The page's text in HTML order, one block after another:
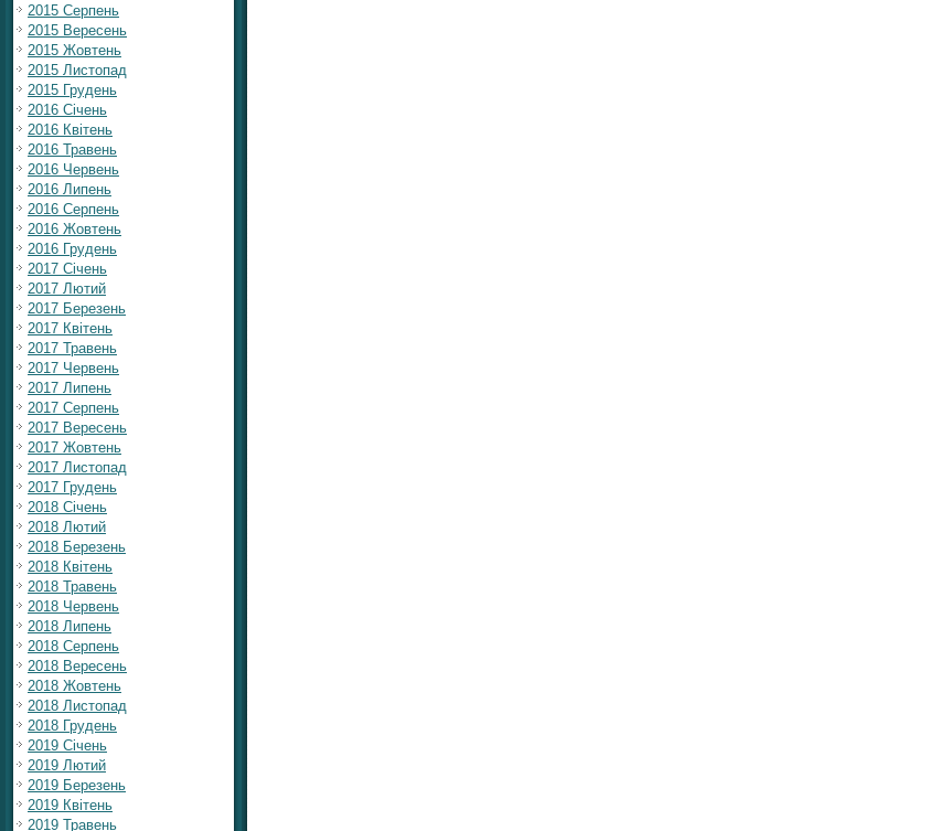
2015 Серпень
2015 Вересень
2015 Жовтень
2015 Листопад
2015 Грудень
2016 Січень
2016 Квітень
2016 Травень
2016 Червень
2016 Липень
2016 Серпень
2016 Жовтень
2016 Грудень
2017 Січень
2017 Лютий
2017 Березень
2017 Квітень
2017 Травень
2017 Червень
2017 Липень
2017 Серпень
2017 Вересень
2017 Жовтень
2017 Листопад
2017 Грудень
2018 Січень
2018 Лютий
2018 Березень
2018 Квітень
2018 Травень
2018 Червень
2018 Липень
2018 Серпень
2018 Вересень
2018 Жовтень
2018 Листопад
2018 Грудень
2019 Січень
2019 Лютий
2019 Березень
2019 Квітень
2019 Травень